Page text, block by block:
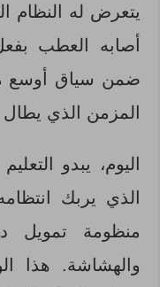
يتعرض له النظام
أصابه العطب
ضمن سياق أوسع
المزمن الذي
اليوم، يبدو
الذي يربك
منظومة تمويل
والهشاشة. هذا